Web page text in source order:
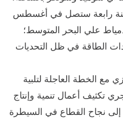
رابعة ستصل في أغسطس
علي البحر المتوسط؛
الطاقة في ظل التحديات
مع الخطة العاجلة لتلبية
تكثيف أعمال تنمية وإنتاج
إلى نجاح القطاع في السيطرة